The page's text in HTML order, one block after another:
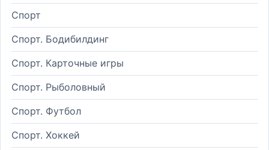
Спорт
Спорт. Бодибилдинг
Спорт. Карточные игры
Спорт. Рыболовный
Спорт. Футбол
Спорт. Хоккей